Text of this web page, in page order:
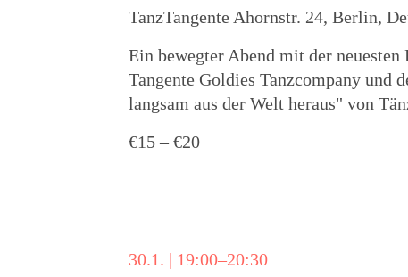
TanzTangente Ahornstr. 24, Berlin,
Ein bewegter Abend mit der
Tangente Goldies Tanzcompany und
langsam aus der Welt heraus" von
€15 – €20
30.1. | 19:00–20:30